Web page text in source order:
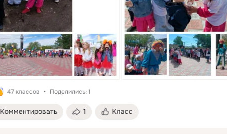
47 классов Поделились: 1
Комментировать 1 Класс